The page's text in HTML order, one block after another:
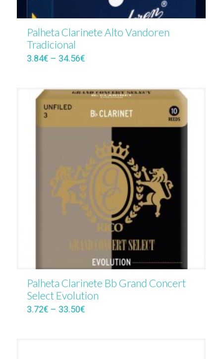
Palheta Clarinete Alto Vandoren
Tradicional
3.84€ – 34.56€
Palheta Clarinete Bb Grand Concert
Select Evolution
3.72€ – 33.50€